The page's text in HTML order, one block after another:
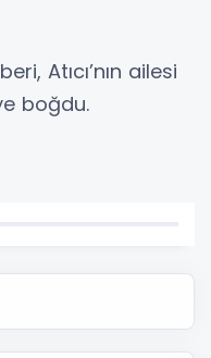
Atıcı’nın ailesi
boğdu.